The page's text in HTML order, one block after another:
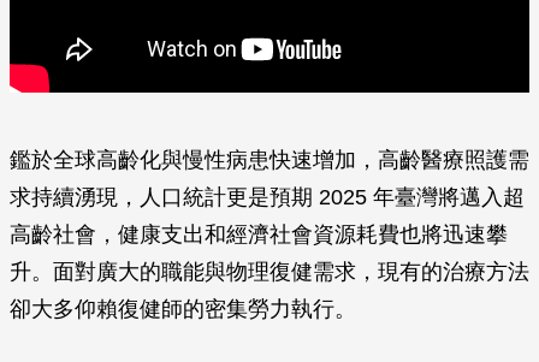
鑑於全球高齡化與慢性病患快速增加，高齡醫療照護需
求持續湧現，人口統計更是預期 2025 年臺灣將邁入超
高齡社會，健康支出和經濟社會資源耗費也將迅速攀
升。面對廣大的職能與物理復健需求，現有的治療方法
卻大多仰賴復健師的密集勞力執行。